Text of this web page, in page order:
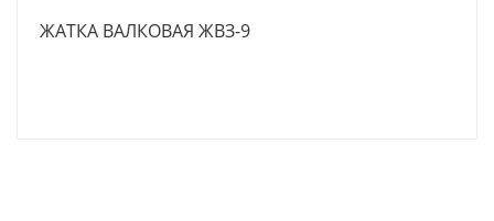
ЖАТКА ВАЛКОВАЯ ЖВЗ-9